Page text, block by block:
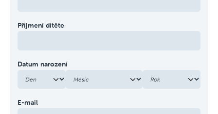
Příjmení dítěte
Datum narození
E-mail